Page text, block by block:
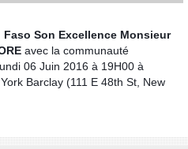
Faso Son Excellence Monsieur
avec la communauté
06 Juin 2016 à 19H00 à
Barclay (111 E 48th St, New